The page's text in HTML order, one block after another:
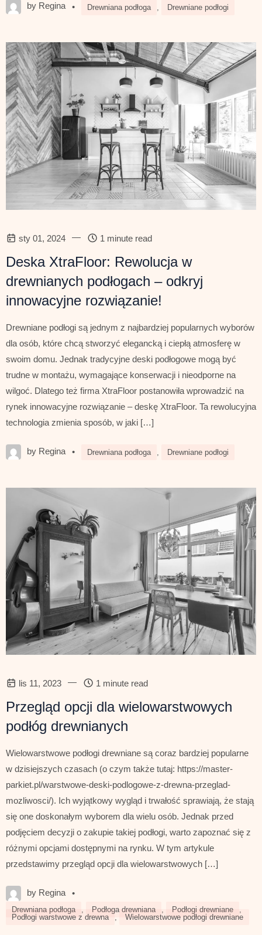
by Regina • Drewniana podłoga Drewniane podłogi
sty 01, 2024 — 1 minute read
Deska XtraFloor: Rewolucja w
drewnianych podłogach – odkryj
innowacyjne rozwiązanie!
Drewniane podłogi są jednym z najbardziej popularnych wyborów
dla osób, które chcą stworzyć elegancką i ciepłą atmosferę w
swoim domu. Jednak tradycyjne deski podłogowe mogą być
trudne w montażu, wymagające konserwacji i nieodporne na
wilgoć. Dlatego też firma XtraFloor postanowiła wprowadzić na
rynek innowacyjne rozwiązanie – deskę XtraFloor. Ta rewolucyjna
technologia zmienia sposób, w jaki […]
by Regina • Drewniana podłoga , Drewniane podłogi
lis 11, 2023 — 1 minute read
Przegląd opcji dla wielowarstwowych
podłóg drewnianych
Wielowarstwowe podłogi drewniane są coraz bardziej popularne
w dzisiejszych czasach (o czym także tutaj: https://master-
parkiet.pl/warstwowe-deski-podlogowe-z-drewna-przeglad-
mozliwosci/). Ich wyjątkowy wygląd i trwałość sprawiają, że stają
się one doskonałym wyborem dla wielu osób. Jednak przed
podjęciem decyzji o zakupie takiej podłogi, warto zapoznać się z
różnymi opcjami dostępnymi na rynku. W tym artykule
przedstawimy przegląd opcji dla wielowarstwowych […]
by Regina •
Drewniana podłoga Podłoga drewniana Podłogi drewniane
Podłogi warstwowe z drewna
Wielowarstwowe podłogi drewniane